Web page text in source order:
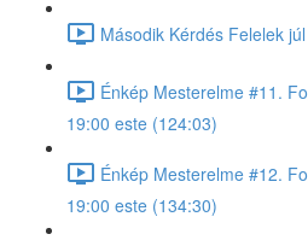
Második Kérdés Felelek
Énkép Mesterelme #11.
19:00 este (124:03)
Énkép Mesterelme #12.
19:00 este (134:30)